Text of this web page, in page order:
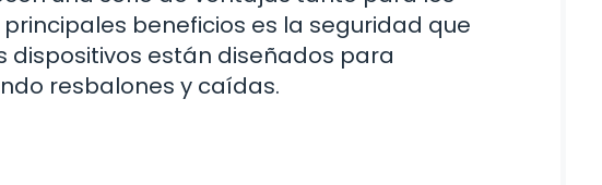
beneficios es la seguridad que
están diseñados para
resbalones y caídas.